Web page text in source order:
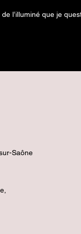
l’illuminé que je
Saône